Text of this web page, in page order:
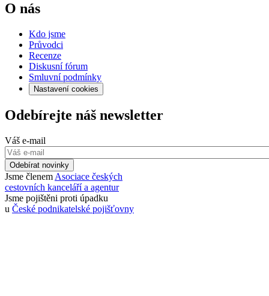
O nás
Kdo jsme
Průvodci
Recenze
Diskusní fórum
Smluvní podmínky
Nastavení cookies
Odebírejte náš newsletter
Váš e-mail
Odebírat novinky
Jsme členem Asociace českých
cestovních kanceláří a agentur
Jsme pojištěni proti úpadku
u České podnikatelské pojišťovny